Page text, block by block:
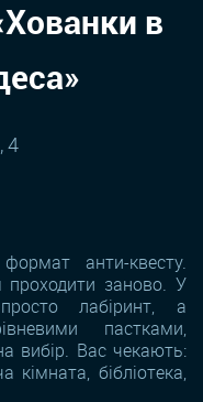
в
4
анти-квесту.
проходити заново. У
лабіринт, а
пастками,
вибір. Вас чекають:
кімната, бібліотека,